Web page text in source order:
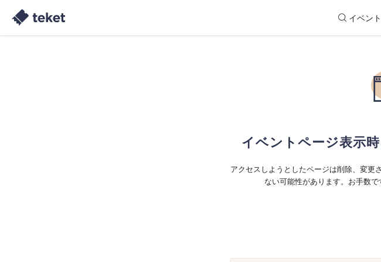
イベン
イベントページ表示
アクセスしようとしたページは削除、変更
ない可能性があります。お手数